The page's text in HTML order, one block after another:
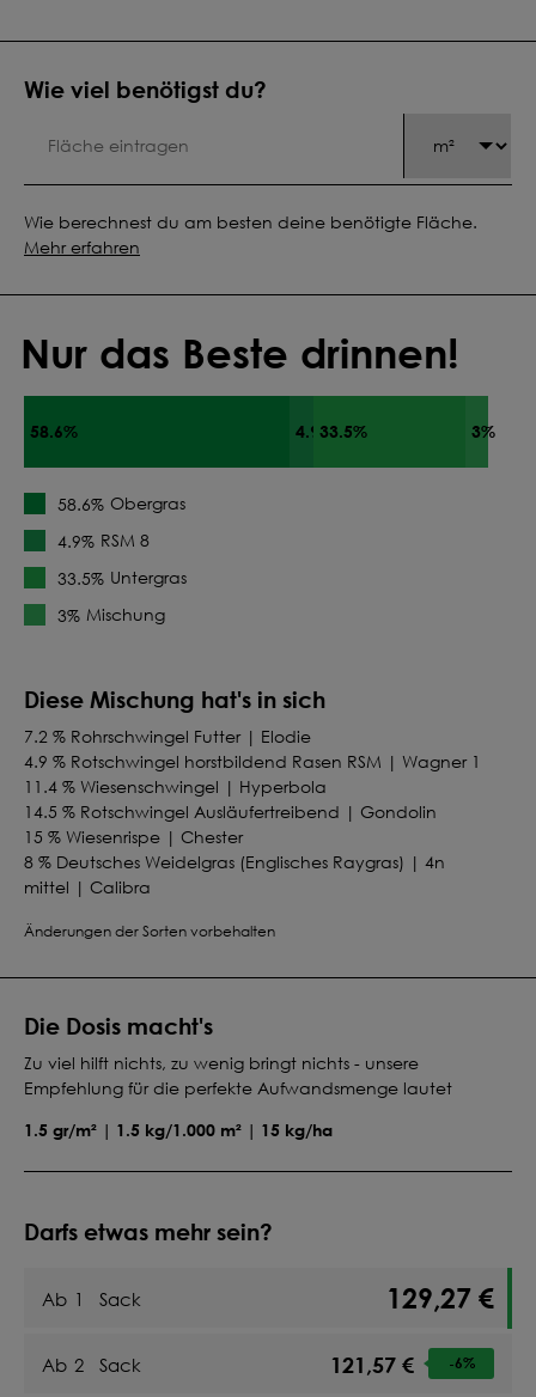
Wie viel benötigst du?
Wie berechnest du am besten deine benötigte Fläche.
Mehr erfahren
Nur das Beste drinnen!
58.6% 4.9%33.5% 3%
58.6% Obergras
4.9% RSM 8
33.5% Untergras
3% Mischung
Diese Mischung hat's in sich
7.2 % Rohrschwingel Futter | Elodie
4.9 % Rotschwingel horstbildend Rasen RSM | Wagner 1
11.4 % Wiesenschwingel | Hyperbola
14.5 % Rotschwingel Ausläufertreibend | Gondolin
15 % Wiesenrispe | Chester
8 % Deutsches Weidelgras (Englisches Raygras) | 4n
mittel | Calibra
8 % Glatthafer | Median
3 % Kräutergemisch für Pferde 2026
Änderungen der Sorten vorbehalten
Die Dosis macht's
Zu viel hilft nichts, zu wenig bringt nichts - unsere
Empfehlung für die perfekte Aufwandsmenge lautet
1.5 gr/m² | 1.5 kg/1.000 m² | 15 kg/ha
Darfs etwas mehr sein?
Ab 1 Sack 129,27 €
Ab 2 Sack 121,57 € -6%